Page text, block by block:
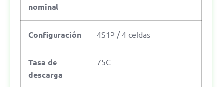
nominal
Configuración 4S1P / 4 celdas
Tasa de
descarga
75C